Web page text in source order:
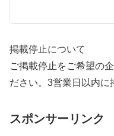
掲載停止について
ご掲載停止をご希望の
ださい。3営業日以内に
スポンサーリンク